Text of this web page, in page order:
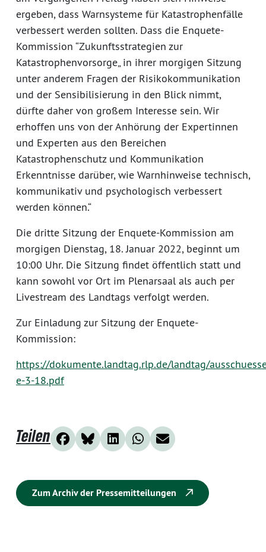
ergeben, dass Warnsysteme für Katastrophenfälle
verbessert werden sollten. Dass die Enquete-
Kommission “Zukunftsstrategien zur
Katastrophenvorsorge„ in ihrer morgigen Sitzung
unter anderem Fragen der Risikokommunikation
und der Sensibilisierung in den Blick nimmt,
dürfte daher von großem Interesse sein. Wir
erhoffen uns von der Anhörung der Expertinnen
und Experten aus den Bereichen
Katastrophenschutz und Kommunikation
Erkenntnisse darüber, wie Warnhinweise technisch,
kommunikativ und psychologisch verbessert
werden können.“
Die dritte Sitzung der Enquete-Kommission am
morgigen Dienstag, 18. Januar 2022, beginnt um
10:00 Uhr. Die Sitzung findet öffentlich statt und
kann sowohl vor Ort im Plenarsaal als auch per
Livestream des Landtags verfolgt werden.
Zur Einladung zur Sitzung der Enquete-
Kommission:
https://dokumente.landtag.rlp.de/landtag/
e-3-18.pdf
Teilen
Zum Archiv der Pressemitteilungen